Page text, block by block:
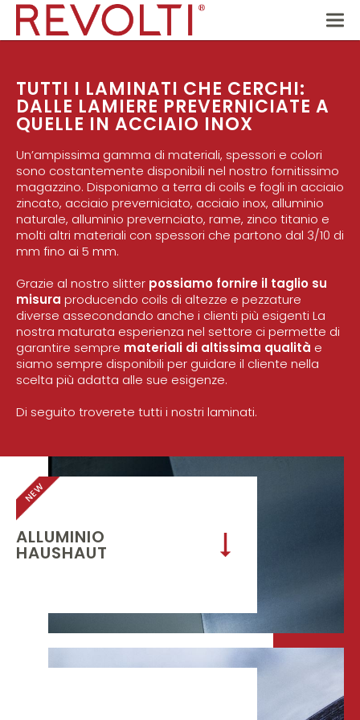
TUTTI I LAMINATI CHE CERCHI:
DALLE LAMIERE PREVERNICIATE A
QUELLE IN ACCIAIO INOX
Un’ampissima gamma di materiali, spessori e colori
sono costantemente disponibili nel nostro fornitissimo
magazzino. Disponiamo a terra di coils e fogli in acciaio
zincato, acciaio preverniciato, acciaio inox, alluminio
naturale, alluminio prevernciato, rame, zinco titanio e
molti altri materiali con spessori che partono dal 3/10 di
mm fino ai 5 mm.
Grazie al nostro slitter possiamo fornire il taglio su
misura producendo coils di altezze e pezzature
diverse assecondando anche i clienti più esigenti La
nostra maturata esperienza nel settore ci permette di
garantire sempre materiali di altissima qualità e
siamo sempre disponibili per guidare il cliente nella
scelta più adatta alle sue esigenze.
Di seguito troverete tutti i nostri laminati.
NEW
ALLUMINIO
HAUSHAUT